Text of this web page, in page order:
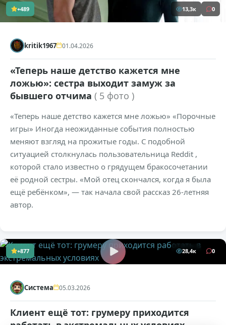
+489 13,3к 0
kritik1967 01.04.2026
«Теперь наше детство кажется мне
ложью»: сестра выходит замуж за
бывшего отчима ( 5 фото )
«Теперь наше детство кажется мне ложью» «Порочные
игры» Иногда неожиданные события полностью
меняют взгляд на прожитые годы. С подобной
ситуацией столкнулась пользовательница Reddit ,
которой стало известно о грядущем бракосочетании
её родной сестры. «Мой отец скончался, когда я была
ещё ребёнком», — так начала свой рассказ 26-летняя
автор.
+877 28,4к 0
Система 05.03.2026
Клиент ещё тот: грумеру приходится